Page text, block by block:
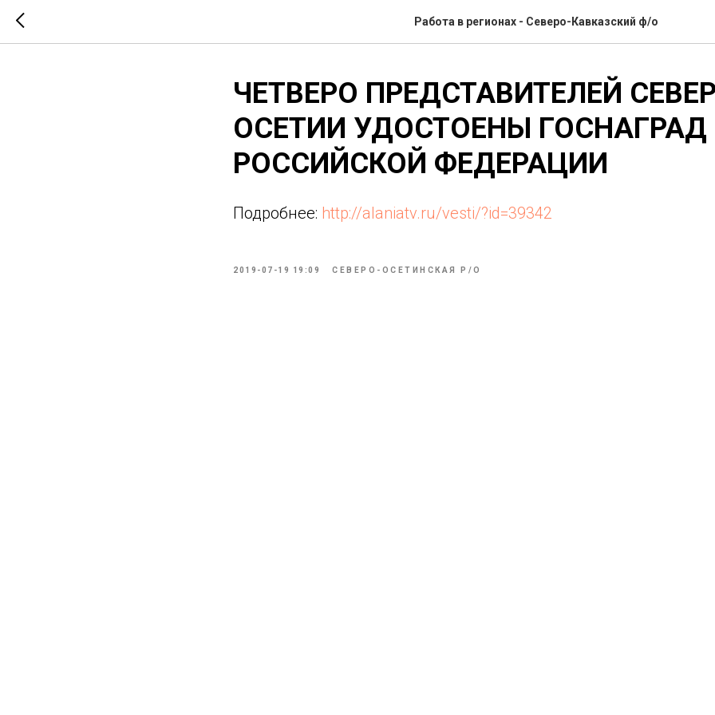
Работа в регионах - Северо-Кавказский ф/о
ЧЕТВЕРО ПРЕДСТАВИТЕЛЕЙ
ОСЕТИИ УДОСТОЕНЫ ГОСНАГРАД
РОССИЙСКОЙ ФЕДЕРАЦИИ
Подробнее: http://alaniatv.ru/vesti/?id=39342
2019-07-19 19:09 СЕВЕРО-ОСЕТИНСКАЯ Р/О